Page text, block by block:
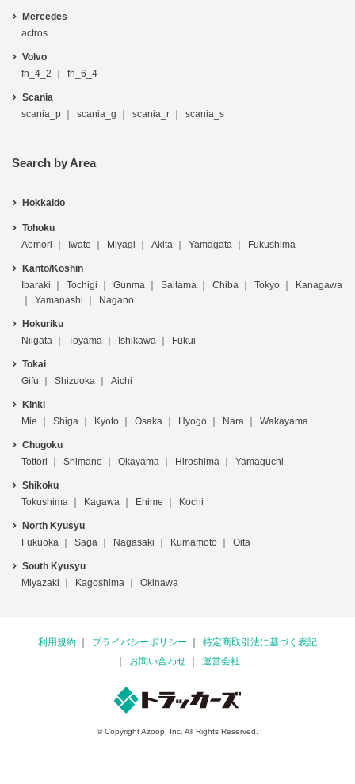
Mercedes
actros
Volvo
fh_4_2
fh_6_4
Scania
scania_p
scania_g scania_r scania_s
Search by Area
Hokkaido
Tohoku
Aomori
Iwate Miyagi Akita Yamagata Fukushima
Kanto/Koshin
Ibaraki
Tochigi Gunma Saitama Chiba Tokyo
Kanagawa
Yamanashi
Nagano
Hokuriku
Niigata
Toyama Ishikawa Fukui
Tokai
Gifu
Shizuoka Aichi
Kinki
Mie
Shiga Kyoto Osaka Hyogo Nara Wakayama
Chugoku
Tottori
Shimane Okayama Hiroshima Yamaguchi
Shikoku
Tokushima
Kagawa Ehime Kochi
North Kyusyu
Fukuoka
Saga Nagasaki Kumamoto Oita
South Kyusyu
Miyazaki
Kagoshima Okinawa
利用規約 プライバシーポリシー
特定商取引法に基づく表記
お問い合わせ
運営会社
© Copyright Azoop, Inc. All Rights Reserved.